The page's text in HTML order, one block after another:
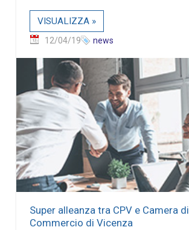
VISUALIZZA »
12/04/19 news
Super alleanza tra CPV e Camera di
Commercio di Vicenza